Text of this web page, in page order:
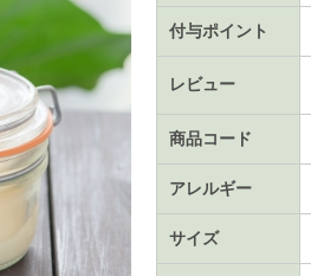
付与ポイント
レビュー
商品コード
アレルギー
サイズ